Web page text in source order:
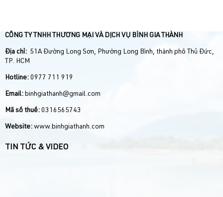
CÔNG TY TNHH THƯƠNG MẠI VÀ DỊCH VỤ BÌNH GIA THÀNH
Địa chỉ: 51A Đường Long Sơn, Phường Long Bình, thành phố Thủ Đức,
TP. HCM
Hotline: 0977 711 919
Email: binhgiathanh@gmail.com
Mã số thuế: 0316565743
Website: www.binhgiathanh.com
TIN TỨC & VIDEO